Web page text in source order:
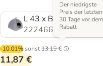
L 43 x B 43 x H 41 cm
2224661.0
-10.01%sonst13,19 €
Der niedrigste
Preis der letzten
30 Tage vor dem
Rabatt
11,87 €